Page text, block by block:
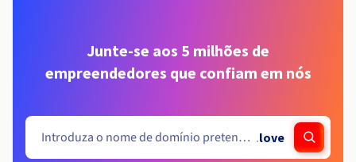
Junte-se aos 5 milhões de
empreendedores que confiam em nós
.love